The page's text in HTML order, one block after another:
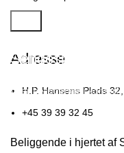
Vi er beliggende i
Adresse
H.P. Hansens Plads
+45 39 39 32 45
Beliggende i hjertet af